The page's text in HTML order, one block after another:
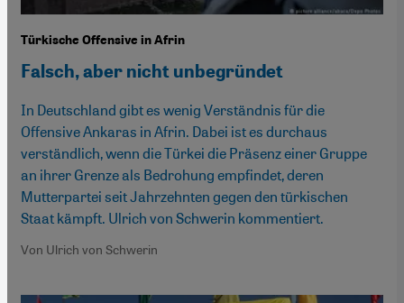
Türkische Offensive in Afrin
Falsch, aber nicht unbegründet
In Deutschland gibt es wenig Verständnis für die
Offensive Ankaras in Afrin. Dabei ist es durchaus
verständlich, wenn die Türkei die Präsenz einer Gruppe
an ihrer Grenze als Bedrohung empfindet, deren
Mutterpartei seit Jahrzehnten gegen den türkischen
Staat kämpft. Ulrich von Schwerin kommentiert.
Von Ulrich von Schwerin